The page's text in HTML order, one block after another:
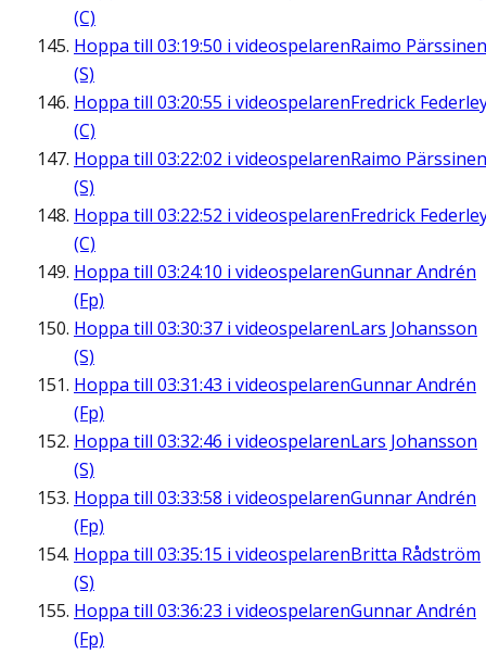
(C)
Hoppa till 03:19:50 i videospelarenRaimo Pärssinen
(S)
Hoppa till 03:20:55 i videospelarenFredrick
(C)
Hoppa till 03:22:02 i videospelarenRaimo Pärssinen
(S)
Hoppa till 03:22:52 i videospelarenFredrick
(C)
Hoppa till 03:24:10 i videospelarenGunnar Andrén
(Fp)
Hoppa till 03:30:37 i videospelarenLars Johansson
(S)
Hoppa till 03:31:43 i videospelarenGunnar Andrén
(Fp)
Hoppa till 03:32:46 i videospelarenLars Johansson
(S)
Hoppa till 03:33:58 i videospelarenGunnar Andrén
(Fp)
Hoppa till 03:35:15 i videospelarenBritta Rådström
(S)
Hoppa till 03:36:23 i videospelarenGunnar Andrén
(Fp)